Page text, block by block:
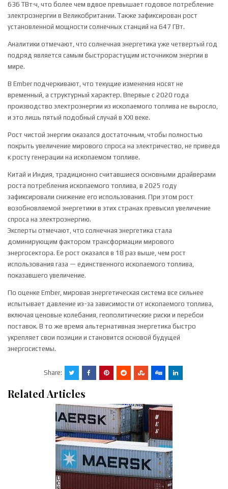
636 ТВт·ч, что более чем вдвое превышает годовое потребление
электроэнергии в Великобритании. Также зафиксирован рост
установленной мощности солнечных станций на 647 ГВт.
Аналитики отмечают, что солнечная энергетика уже четвертый год
подряд является самым быстрорастущим источником энергии в
мире.
В Ember подчеркивают, что текущие изменения носят не
временный, а структурный характер. Впервые с 2020 года
производство электроэнергии из ископаемого топлива не выросло,
и это лишь пятый подобный случай в XXI веке.
Рост чистой энергии оказался достаточным, чтобы полностью
покрыть увеличение мирового спроса на электричество, не приведя
к росту генерации на ископаемом топливе.
Китай и Индия, традиционно считавшиеся основными драйверами
роста потребления ископаемого топлива, в 2025 году
зафиксировали снижение его использования. При этом рост
возобновляемой энергетики в этих странах превысил увеличение
спроса на электроэнергию.
Эксперты отмечают, что солнечная энергетика стала
доминирующим фактором трансформации мирового
энергосектора. Ее рост оказался в 18 раз выше, чем рост
использования газа — единственного ископаемого топлива,
показавшего увеличение.
По оценке Ember, мировая энергетическая система все сильнее
испытывает давление из-за зависимости от ископаемого топлива,
включая ценовые колебания, геополитические риски и перебои
поставок. В то же время альтернативная энергетика быстро
укрепляет свои позиции и становится основой будущей
энергосистемы.
Share:
Related Articles